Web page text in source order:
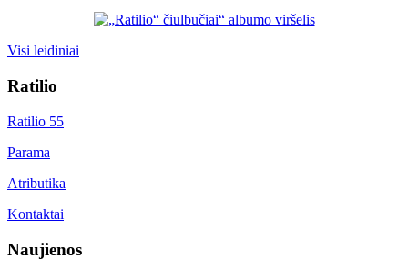
Visi leidiniai
Ratilio
Ratilio 55
Parama
Atributika
Kontaktai
Naujienos